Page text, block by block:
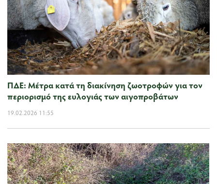
ΠΔΕ: Μέτρα κατά τη διακίνηση ζωοτροφών για τον
περιορισμό της ευλογιάς των αιγοπροβάτων
19.02.2026 11:55